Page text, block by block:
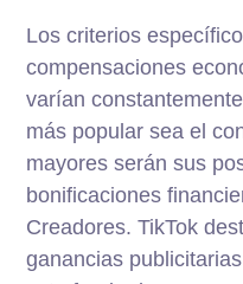
Los criterios
compensaciones
varían
más popular sea el
mayores serán sus
bonificaciones
Creadores. TikTok
ganancias